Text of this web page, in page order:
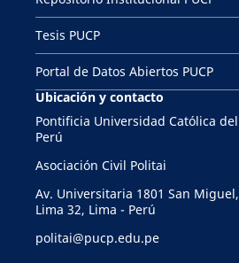
Tesis PUCP
Portal de Datos Abiertos PUCP
Ubicación y contacto
Pontificia Universidad Católica del
Perú
Asociación Civil Politai
Av. Universitaria 1801 San Miguel,
Lima 32, Lima - Perú
politai@pucp.edu.pe